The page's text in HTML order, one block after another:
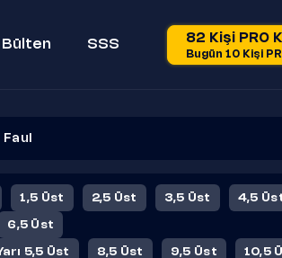
Bülten SSS 82 Kişi PRO
Bugün 10 Kişi
Faul
1,5 Üst 2,5 Üst 3,5 Üst 4,5
6,5 Üst
5,5 Üst 8,5 Üst 9,5 Üst 10,5